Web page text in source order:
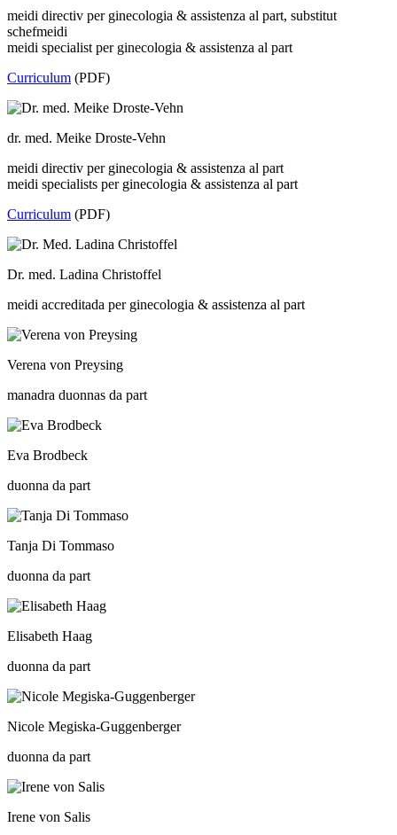
meidi directiv per ginecologia & assistenza al part, substitut
schefmeidi
meidi specialist per ginecologia & assistenza al part
Curriculum (PDF)
dr. med. Meike Droste-Vehn
meidi directiv per ginecologia & assistenza al part
meidi specialists per ginecologia & assistenza al part
Curriculum (PDF)
Dr. med. Ladina Christoffel
meidi accreditada per ginecologia & assistenza al part
Verena von Preysing
manadra duonnas da part
Eva Brodbeck
duonna da part
Tanja Di Tommaso
duonna da part
Elisabeth Haag
duonna da part
Nicole Megiska-Guggenberger
duonna da part
Irene von Salis